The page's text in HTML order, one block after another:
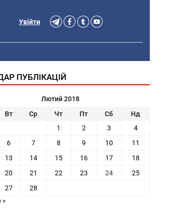
Увійти
ПУБЛІКАЦІЙ
Лютий 2018
Вт Ср Чт Пт Сб
Нд
1
2 3
4
6 7 8 9 10
11
13 14 15 16 17
18
20 21 22 23 24
25
27
28
»